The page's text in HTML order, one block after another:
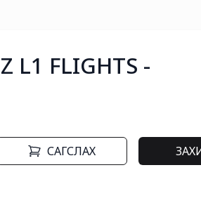
L1 FLIGHTS -
САГСЛАХ